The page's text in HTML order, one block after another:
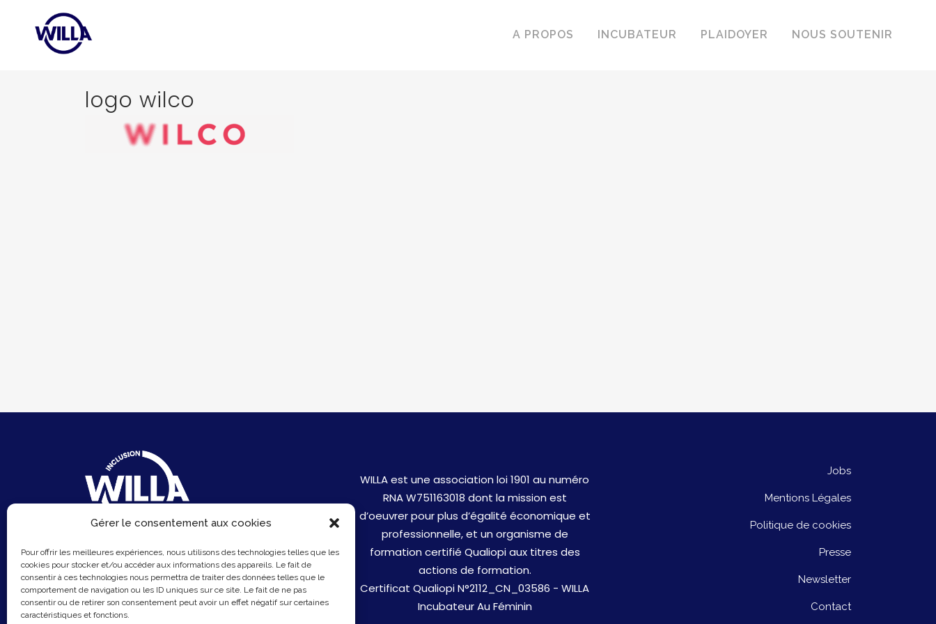
Gérer le consentement aux cookies
Pour offrir les meilleures expériences, nous utilisons des technologies telles que les
cookies pour stocker et/ou accéder aux informations des appareils. Le fait de
consentir à ces technologies nous permettra de traiter des données telles que le
comportement de navigation ou les ID uniques sur ce site. Le fait de ne pas
consentir ou de retirer son consentement peut avoir un effet négatif sur certaines
caractéristiques et fonctions.
A PROPOS INCUBATEUR PLAIDOYER NOUS SOUTENIR
logo wilco
6 Rue du Sentier
75002 Paris
Email :contact@hellowilla.co
WILLA est une association loi 1901 au numéro
RNA W751163018 dont la mission est
d’oeuvrer pour plus d’égalité économique et
professionnelle, et un organisme de
formation certifié Qualiopi aux titres des
actions de formation.
Certificat Qualiopi N°2112_CN_03586 - WILLA
Incubateur Au Féminin
Jobs
Mentions Légales
Politique de cookies
Presse
Newsletter
Contact